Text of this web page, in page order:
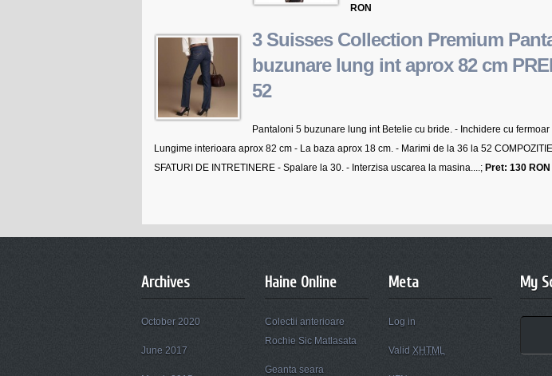
RON
3 Suisses Collection Premium
buzunare lung int aprox 82 cm
52
Pantaloni 5 buzunare lung int Betelie cu bride. - Inchidere cu
Lungime interioara aprox 82 cm - La baza aprox 18 cm. - Marimi de la 36 la 52
SFATURI DE INTRETINERE - Spalare la 30. - Interzisa uscarea la masina....; Pret: 130 RON
Archives
October 2020
June 2017
Haine Online
Colectii anterioare
Rochie Sic Matlasata
Geanta seara
Meta
Log in
Valid XHTML
My